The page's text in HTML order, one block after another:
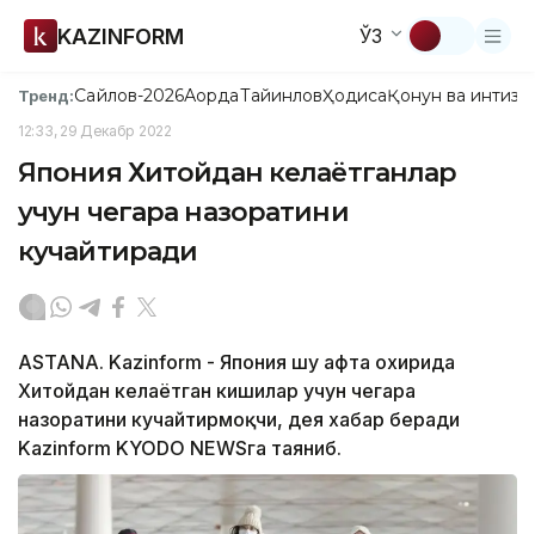
KAZINFORM ЎЗ
Тренд:Сайлов-2026АқордаТайинловҲодисаҚонун ва
12:33, 29 Декабр 2022
Япония Хитойдан келаётганлар
учун чегара назоратини
кучайтиради
ASTANA. Kazinform - Япония шу ҳафта охирида
Хитойдан келаётган кишилар учун чегара
назоратини кучайтирмоқчи, дея хабар беради
Kazinform KYODO NEWSга таяниб.